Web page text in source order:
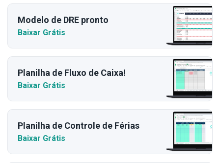
Modelo de DRE pronto
Baixar Grátis
Planilha de Fluxo de Caixa!
Baixar Grátis
Planilha de Controle de Férias
Baixar Grátis